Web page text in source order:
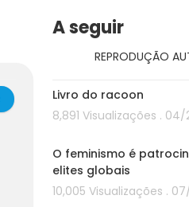
A seguir
REPRODUÇÃO
Livro do racoon
8,891 Visualizações .
O feminismo é
elites globais
10,005 Visualizações .